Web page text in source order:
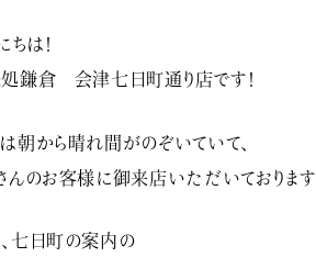
ちは！
鎌倉 会津七日町通り店です！
朝から晴れ間がのぞいていて、
んのお客様に御来店いただいております
七日町の案内の